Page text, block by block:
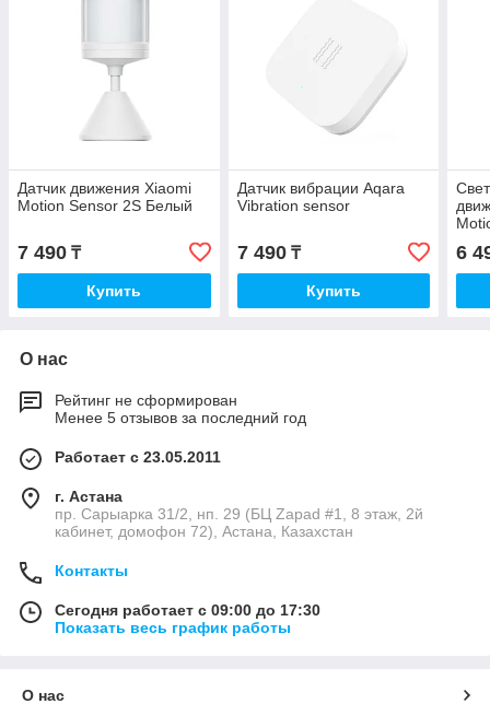
Датчик движения Xiaomi
Motion Sensor 2S Белый
7 490 ₸
Купить
Датчик вибрации Aqara
Vibration sensor
7 490₸
Купить
6
О нас
Рейтинг не сформирован
Менее 5 отзывов за последний год
Работает с 23.05.2011
г. Астана
пр. Сарыарка 31/2, нп. 29 (БЦ Zapad #1, 8 этаж, 2й
кабинет, домофон 72), Астана, Казахстан
Контакты
Сегодня работает с 09:00 до 17:30
Показать весь график работы
О нас